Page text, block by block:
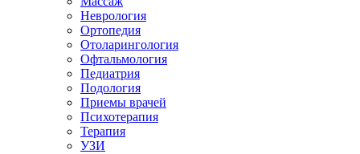
Неврология
Ортопедия
Отоларингология
Офтальмология
Педиатрия
Подология
Приемы врачей
Психотерапия
Терапия
УЗИ